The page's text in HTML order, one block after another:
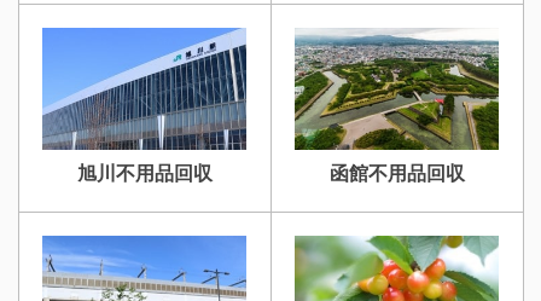
旭川不用品回収 函館不用品回収